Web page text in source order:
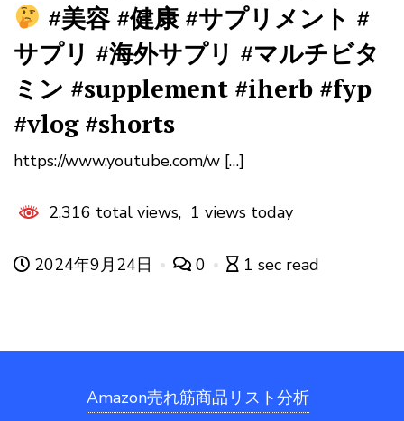
#美容 #健康 #サプリメント #
サプリ #海外サプリ #マルチビタ
ミン #supplement #iherb #fyp
#vlog #shorts
https://www.youtube.com/w […]
2,316 total views, 1 views today
2024年9月24日 0 1 sec read
Amazon売れ筋商品リスト分析